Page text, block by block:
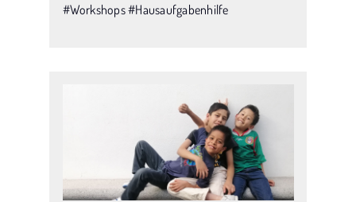
#Workshops #Hausaufgabenhilfe